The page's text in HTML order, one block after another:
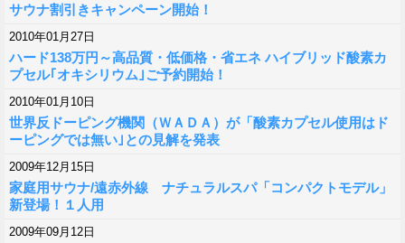
サウナ割引きキャンペーン開始！
2010年01月27日
ハード138万円～高品質・低価格・省エネ ハイブリッド酸素カ
プセル｢オキシリウム｣ご予約開始！
2010年01月10日
世界反ドーピング機関（ＷＡＤＡ）が「酸素カプセル使用はド
ーピングでは無い｣との見解を発表
2009年12月15日
家庭用サウナ/遠赤外線 ナチュラルスパ「コンパクトモデル」
新登場！１人用
2009年09月12日